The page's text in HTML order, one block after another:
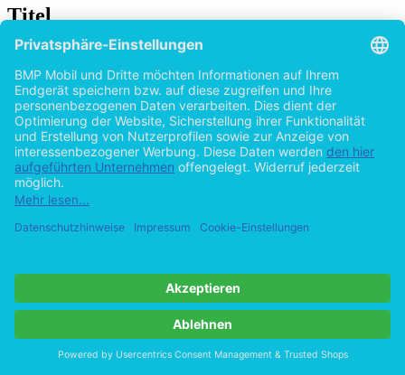
Titel
Polizei im Fokus der Informationstechnologie:
Bedeutung der ICT für Polizeikorps
vonDaniel Frei (Autor:in) 2015
©2012 Diplomarbeit 31 Seiten
Hilfe/FAQ
Impressum
Vertrag widerrufen
Zur Desktop-Version
Copyright ©Imprint in der Bedey & Thoms Media GmbH
by
Cookie-Einstellungen